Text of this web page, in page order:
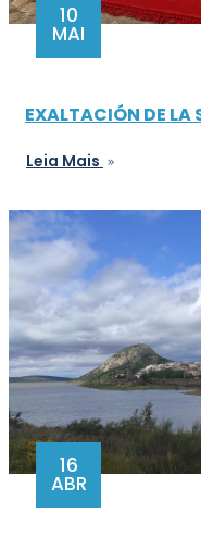
10
MAI
EXALTACIÓN DE
Leia Mais
16
ABR